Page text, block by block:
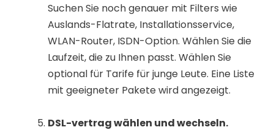
Suchen Sie noch genauer mit Filters wie
Auslands-Flatrate, Installationsservice,
WLAN-Router, ISDN-Option. Wählen Sie die
Laufzeit, die zu Ihnen passt. Wählen Sie
optional für Tarife für junge Leute. Eine Liste
mit geeigneter Pakete wird angezeigt.
DSL-vertrag wählen und wechseln.